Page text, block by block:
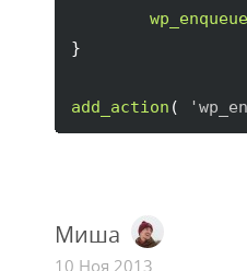
}
add_action (
Миша
10 Ноя 2013